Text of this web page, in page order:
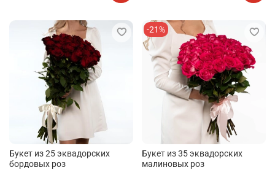
Букет из 25 эквадорских
бордовых роз
-21%
Букет из 35 эквадорских
малиновых роз